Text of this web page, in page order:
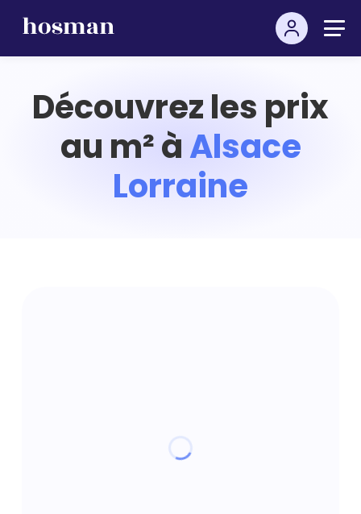
Découvrez les prix
au m² àAlsace
Lorraine